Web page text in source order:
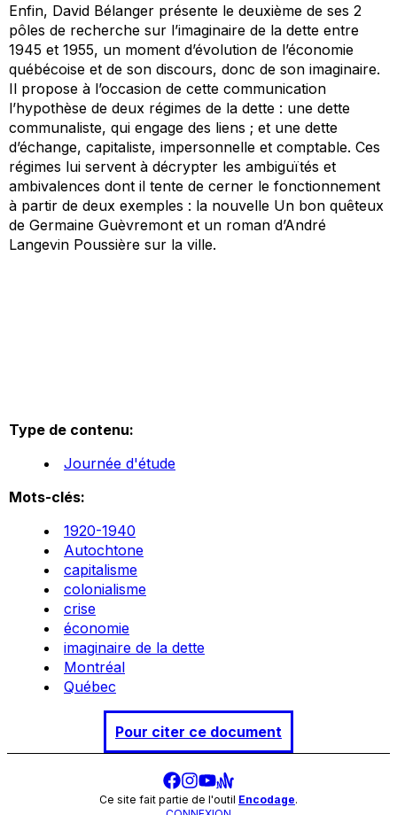
Enfin, David Bélanger présente le deuxième de ses 2
pôles de recherche sur l’imaginaire de la dette entre
1945 et 1955, un moment d’évolution de l’économie
québécoise et de son discours, donc de son imaginaire.
Il propose à l’occasion de cette communication
l’hypothèse de deux régimes de la dette : une dette
communaliste, qui engage des liens ; et une dette
d’échange, capitaliste, impersonnelle et comptable. Ces
régimes lui servent à décrypter les ambiguïtés et
ambivalences dont il tente de cerner le fonctionnement
à partir de deux exemples : la nouvelle Un bon quêteux
de Germaine Guèvremont et un roman d’André
Langevin Poussière sur la ville.
Type de contenu:
Journée d'étude
Mots-clés:
1920-1940
Autochtone
capitalisme
colonialisme
crise
économie
imaginaire de la dette
Montréal
Québec
Pour citer ce document
Ce site fait partie de l'outil Encodage.